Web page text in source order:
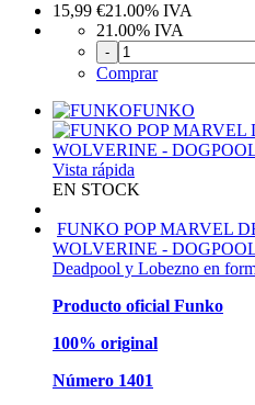
15,99 €21.00% IVA
21.00% IVA
-
Comprar
FUNKO
Vista rápida
EN STOCK
FUNKO POP MARVEL
WOLVERINE -
Deadpool y Lobezno en
Producto oficial Funko
100% original
Número 1401